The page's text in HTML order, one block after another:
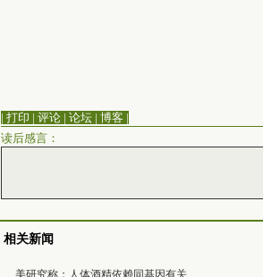
| 打印 | 评论 | 论坛 | 博客 |
读后感言：
相关新闻
美研究称：人体酒精依赖同基因有关